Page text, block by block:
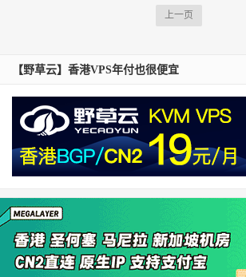
上一页
【野草云】香港VPS年付也很便宜